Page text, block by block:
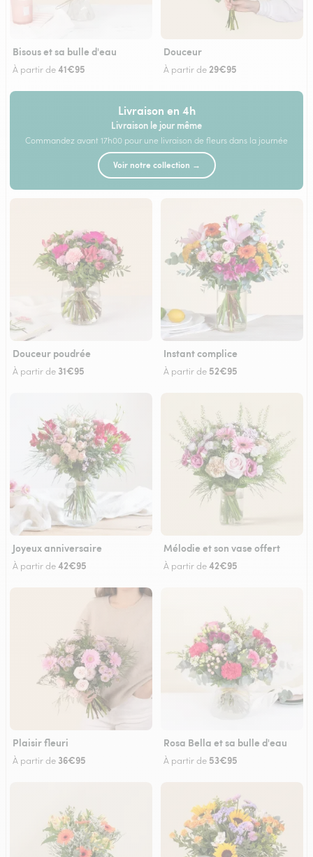
Bisous et sa bulle d'eau
À partir de41€95
Douceur
À partir de 29€95
Livraison en 4h
Livraison le jour même
Commandez avant 17h00 pour une livraison de fleurs dans la journée
Voir notre collection →
Douceur poudrée
À partir de 31€95
Instant complice
À partir de 52€95
Joyeux anniversaire
À partir de42€95
Mélodie et son vase offert
À partir de42€95
Plaisir fleuri
À partir de 36€95
Rosa Bella et sa bulle d'eau
À partir de 53€95